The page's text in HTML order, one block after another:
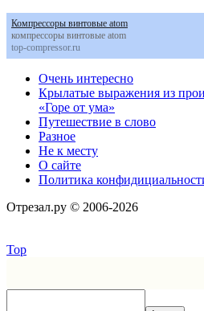
Компрессоры винтовые atom
компрессоры винтовые atom
top-compressor.ru
Очень интересно
Крылатые выражения из
«Горе от ума»
Путешествие в слово
Разное
Не к месту
О сайте
Политика
Отрезал.ру © 2006-2026
Top